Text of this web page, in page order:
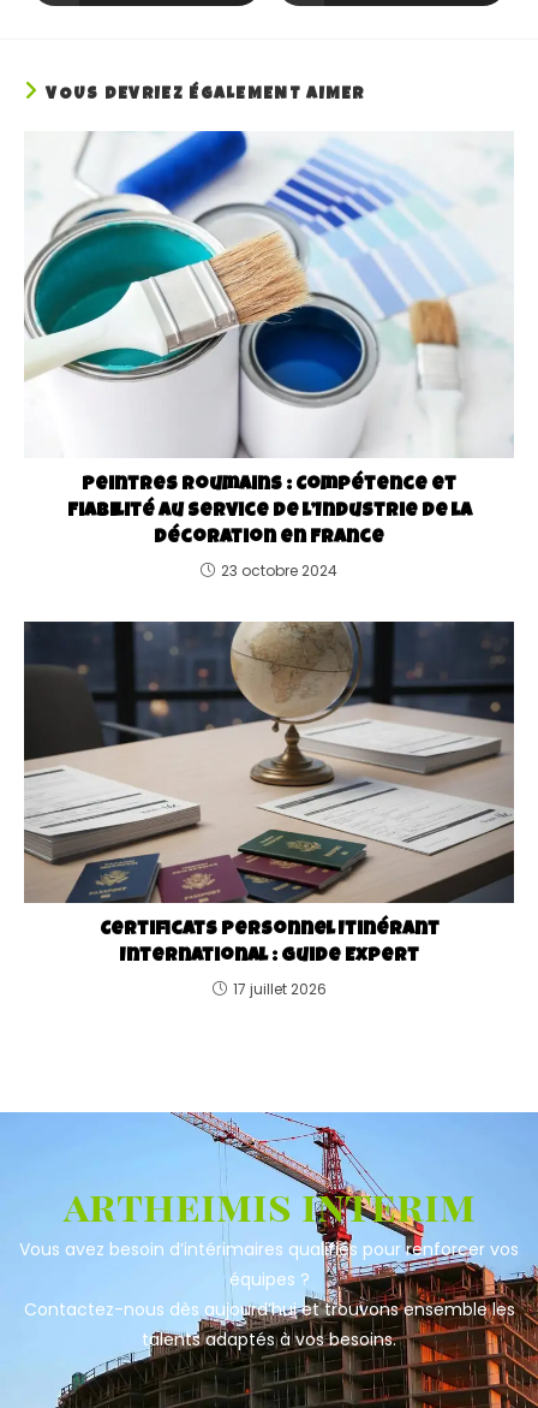
VOUS DEVRIEZ ÉGALEMENT AIMER
Peintres Roumains : Compétence et
Fiabilité au Service de l’Industrie de la
Décoration en France
23 octobre 2024
Certificats Personnel Itinérant
International : Guide Expert
17 juillet 2026
artheimis interim
Vous avez besoin d’intérimaires qualifiés pour renforcer vos
équipes ?
Contactez-nous dès aujourd’hui et trouvons ensemble les
talents adaptés à vos besoins.